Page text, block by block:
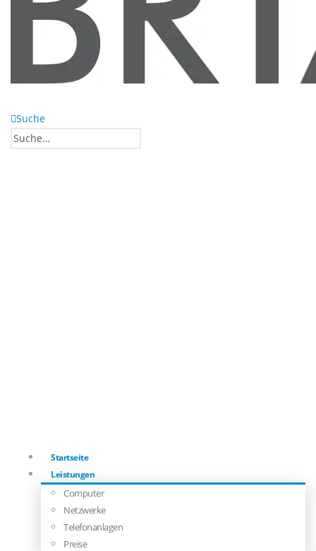
Suche
Startseite
Leistungen
Computer
Netzwerke
Telefonanlagen
Preise